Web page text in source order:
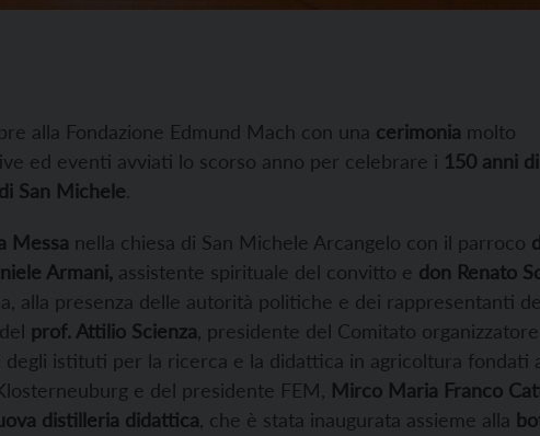
alla Fondazione Edmund Mach con una cerimonia molto
ed eventi avviati lo scorso anno per celebrare i 150 anni di
San Michele.
Messa nella chiesa di San Michele Arcangelo con il parroco
Armani, assistente spirituale del convitto e don Renato
alla presenza delle autorità politiche e dei rappresentanti
prof. Attilio Scienza , presidente del Comitato
istituti per la ricerca e la didattica in agricoltura fondati
e del presidente FEM, Mirco Maria Franco
distilleria didattica , che è stata inaugurata assieme alla